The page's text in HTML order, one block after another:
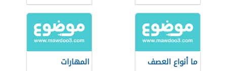
ما أنواع العصف
المهارات